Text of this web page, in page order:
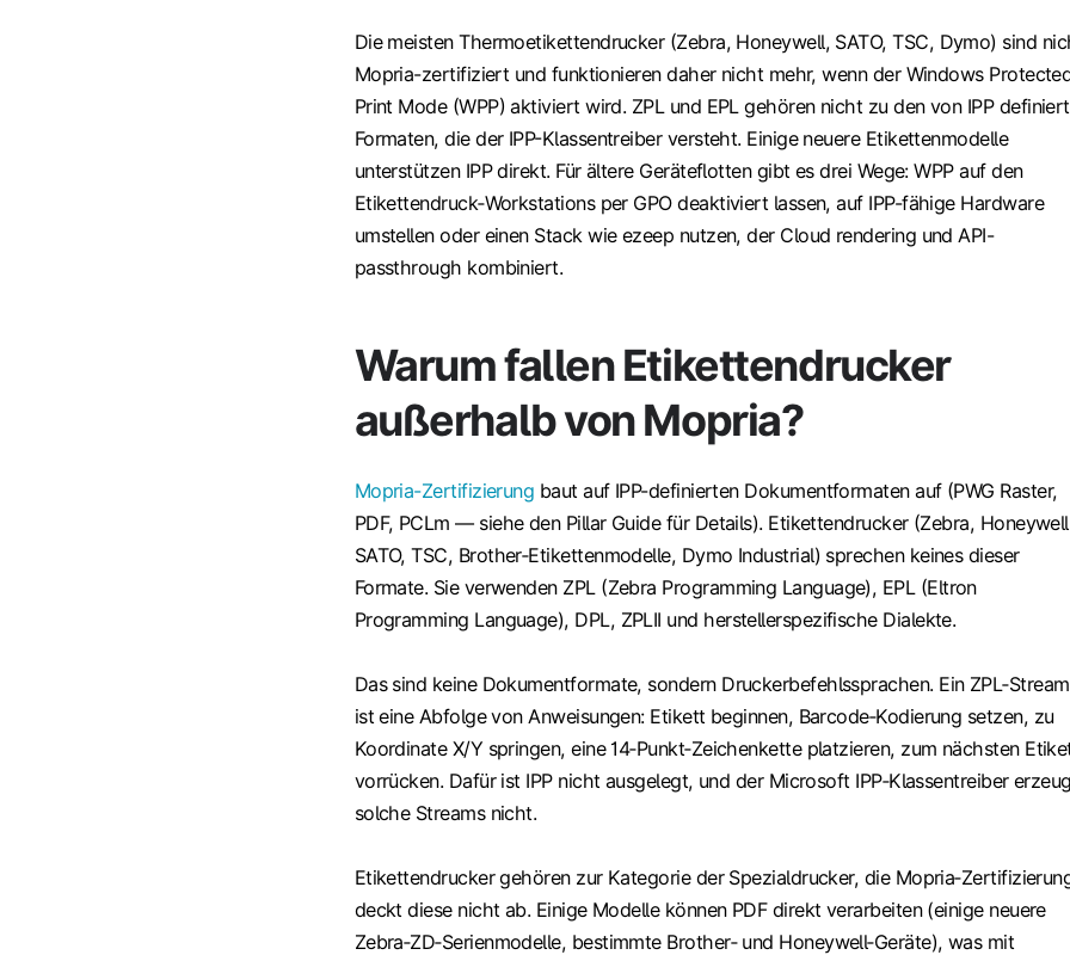
Die meisten Thermoetikettendrucker (Zebra, Honeywell, SATO, TSC, Dymo) sind
Mopria-zertifiziert und funktionieren daher nicht mehr, wenn der Windows
Print Mode (WPP) aktiviert wird. ZPL und EPL gehören nicht zu den von IPP
Formaten, die der IPP-Klassentreiber versteht. Einige neuere Etikettenmodelle
unterstützen IPP direkt. Für ältere Geräteflotten gibt es drei Wege: WPP auf den
Etikettendruck‑Workstations per GPO deaktiviert lassen, auf IPP-fähige Hardware
umstellen oder einen Stack wie ezeep nutzen, der Cloud rendering und API-
passthrough kombiniert.
Warum fallen Etikettendrucker
außerhalb von Mopria?
Mopria-Zertifizierung baut auf IPP-definierten Dokumentformaten auf (PWG Raster,
PDF, PCLm — siehe den Pillar Guide für Details). Etikettendrucker (Zebra,
SATO, TSC, Brother‑Etikettenmodelle, Dymo Industrial) sprechen keines dieser
Formate. Sie verwenden ZPL (Zebra Programming Language), EPL (Eltron
Programming Language), DPL, ZPLII und herstellerspezifische Dialekte.
Das sind keine Dokumentformate, sondern Druckerbefehlssprachen. Ein ZPL‑Stream
ist eine Abfolge von Anweisungen: Etikett beginnen, Barcode‑Kodierung setzen, zu
Koordinate X/Y springen, eine 14‑Punkt‑Zeichenkette platzieren, zum nächsten
vorrücken. Dafür ist IPP nicht ausgelegt, und der Microsoft IPP‑Klassentreiber
solche Streams nicht.
Etikettendrucker gehören zur Kategorie der Spezialdrucker, die
deckt diese nicht ab. Einige Modelle können PDF direkt verarbeiten (einige neuere
Zebra‑ZD‑Serienmodelle, bestimmte Brother‑ und Honeywell‑Geräte), was mit